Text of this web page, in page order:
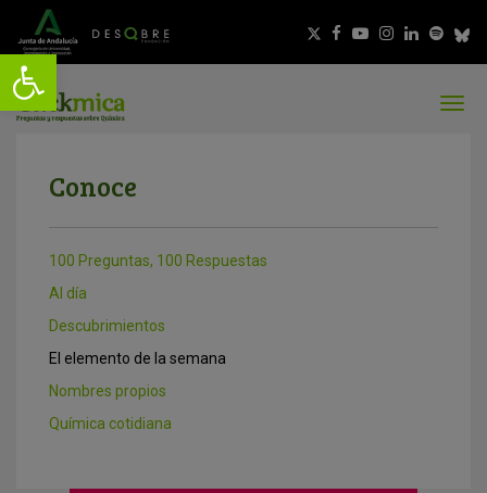
Conoce
100 Preguntas, 100 Respuestas
Al día
Descubrimientos
El elemento de la semana
Nombres propios
Química cotidiana